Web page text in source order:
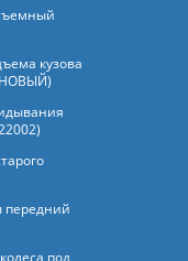
кузова
передний
под